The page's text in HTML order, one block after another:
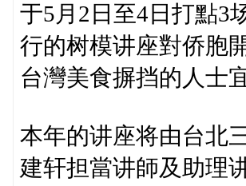
于5月2日至4日打點3
行的树模讲座對侨胞
台灣美食摒挡的人士
本年的讲座将由台北
建轩担當讲師及助理